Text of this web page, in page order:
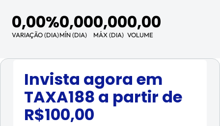
0,00%
VARIAÇÃO (DIA)
0,00
MÍN (DIA)
0,00
MÁX (DIA)
0,00
VOLUME
Invista agora em
TAXA188 a partir de
R$100,00